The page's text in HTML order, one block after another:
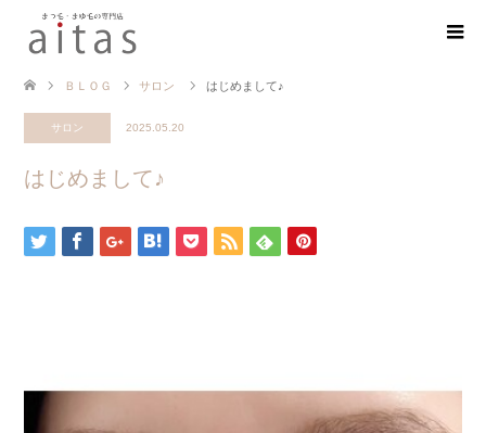
ＢＬＯＧ サロン はじめまして♪
サロン 2025.05.20
はじめまして♪